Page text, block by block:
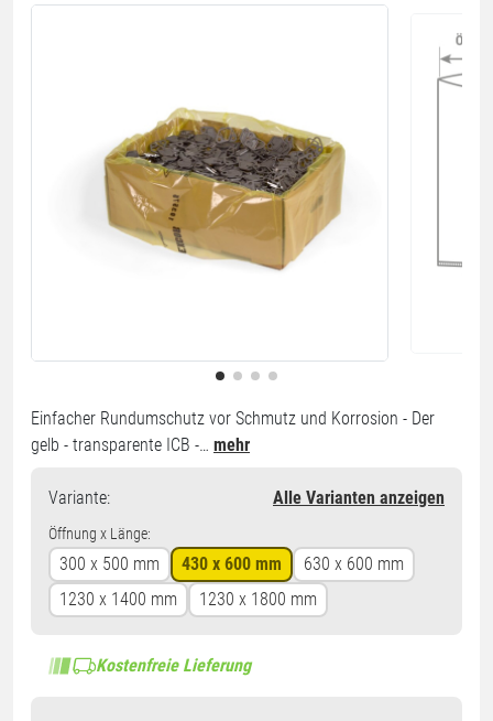
Einfacher Rundumschutz vor Schmutz und Korrosion - Der
gelb - transparente ICB -… mehr
Variante: Alle Varianten anzeigen
Öffnung x Länge:
300 x 500 mm 430 x 600 mm
630 x 600 mm
1230 x 1400 mm
1230 x 1800 mm
Kostenfreie Lieferung